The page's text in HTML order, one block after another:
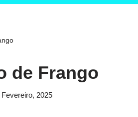
de Frango
Fevereiro, 2025